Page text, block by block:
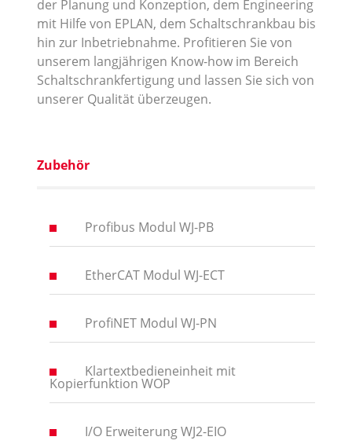
der Planung und Konzeption, dem Engineering
mit Hilfe von EPLAN, dem Schaltschrankbau bis
hin zur Inbetriebnahme. Profitieren Sie von
unserem langjährigen Know-how im Bereich
Schaltschrankfertigung und lassen Sie sich von
unserer Qualität überzeugen.
Zubehör
Profibus Modul WJ-PB
EtherCAT Modul WJ-ECT
ProfiNET Modul WJ-PN
Klartextbedieneinheit mit
Kopierfunktion WOP
I/O Erweiterung WJ2-EIO